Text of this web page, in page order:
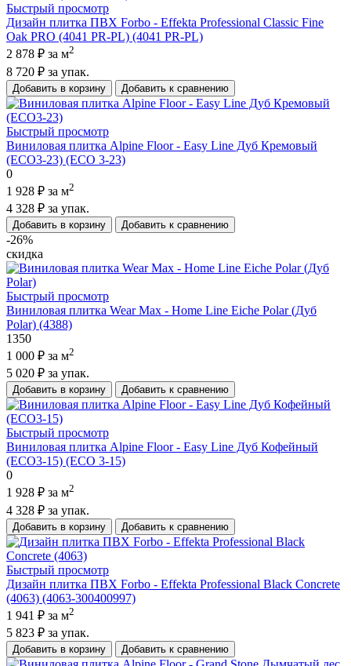
Быстрый просмотр
Дизайн плитка ПВХ Forbo - Effekta Professional Classic Fine
Oak PRO (4041 PR-PL) (4041 PR-PL)
2 878 ₽ за м2
8 720 ₽ за упак.
Добавить в корзину Добавить к сравнению
Быстрый просмотр
Виниловая плитка Alpine Floor - Easy Line Дуб Кремовый
(ЕСО3-23) (ECO 3-23)
0
1 928 ₽ за м2
4 328 ₽ за упак.
Добавить в корзину Добавить к сравнению
-26%
скидка
Быстрый просмотр
Виниловая плитка Wear Max - Home Line Eiche Polar (Дуб
Polar) (4388)
1350
1 000 ₽ за м2
5 020 ₽ за упак.
Добавить в корзину Добавить к сравнению
Быстрый просмотр
Виниловая плитка Alpine Floor - Easy Line Дуб Кофейный
(ЕСО3-15) (ECO 3-15)
0
1 928 ₽ за м2
4 328 ₽ за упак.
Добавить в корзину Добавить к сравнению
Быстрый просмотр
Дизайн плитка ПВХ Forbo - Effekta Professional Black Concrete
(4063) (4063-300400997)
1 941 ₽ за м2
5 823 ₽ за упак.
Добавить в корзину Добавить к сравнению